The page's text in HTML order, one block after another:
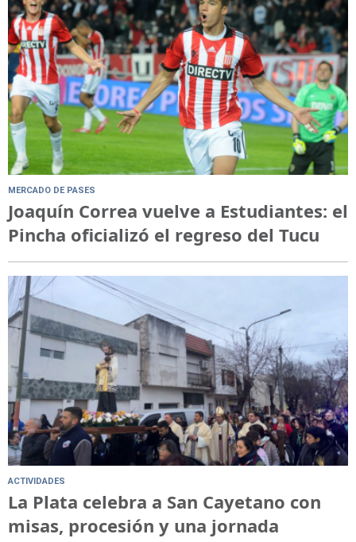
MERCADO DE PASES
Joaquín Correa vuelve a Estudiantes: el
Pincha oficializó el regreso del Tucu
ACTIVIDADES
La Plata celebra a San Cayetano con
misas, procesión y una jornada